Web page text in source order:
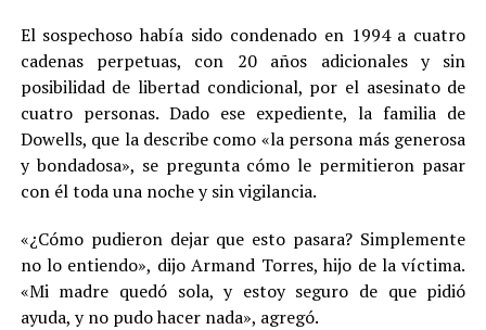
El sospechoso había sido condenado en 1994 a cuatro
cadenas perpetuas, con 20 años adicionales y sin
posibilidad de libertad condicional, por el asesinato de
cuatro personas. Dado ese expediente, la familia de
Dowells, que la describe como «la persona más generosa
y bondadosa», se pregunta cómo le permitieron pasar
con él toda una noche y sin vigilancia.
«¿Cómo pudieron dejar que esto pasara? Simplemente
no lo entiendo», dijo Armand Torres, hijo de la víctima.
«Mi madre quedó sola, y estoy seguro de que pidió
ayuda, y no pudo hacer nada», agregó.